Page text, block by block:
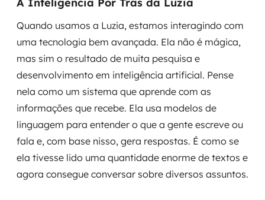
Quando usamos a Luzia, estamos interagindo com
uma tecnologia bem avançada. Ela não é mágica,
mas sim o resultado de muita pesquisa e
desenvolvimento em inteligência artificial. Pense
nela como um sistema que aprende com as
informações que recebe. Ela usa modelos de
linguagem para entender o que a gente escreve ou
fala e, com base nisso, gera respostas. É como se
ela tivesse lido uma quantidade enorme de textos e
agora consegue conversar sobre diversos assuntos.